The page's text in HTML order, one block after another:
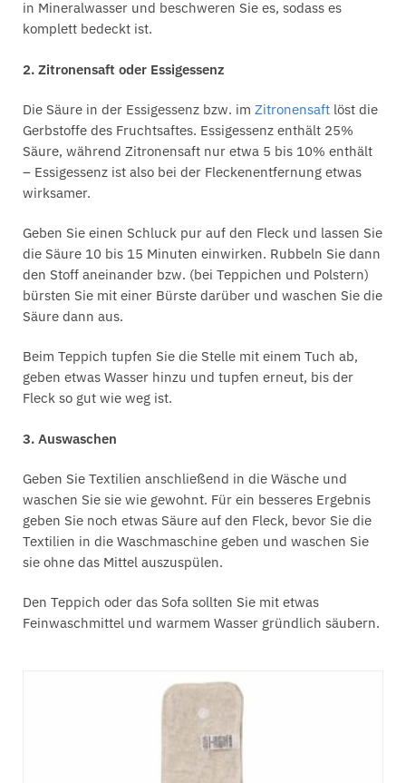
in Mineralwasser und beschweren Sie es, sodass es
komplett bedeckt ist.
2. Zitronensaft oder Essigessenz
Die Säure in der Essigessenz bzw. im Zitronensaft löst die
Gerbstoffe des Fruchtsaftes. Essigessenz enthält 25%
Säure, während Zitronensaft nur etwa 5 bis 10% enthält
– Essigessenz ist also bei der Fleckenentfernung etwas
wirksamer.
Geben Sie einen Schluck pur auf den Fleck und lassen Sie
die Säure 10 bis 15 Minuten einwirken. Rubbeln Sie dann
den Stoff aneinander bzw. (bei Teppichen und Polstern)
bürsten Sie mit einer Bürste darüber und waschen Sie die
Säure dann aus.
Beim Teppich tupfen Sie die Stelle mit einem Tuch ab,
geben etwas Wasser hinzu und tupfen erneut, bis der
Fleck so gut wie weg ist.
3. Auswaschen
Geben Sie Textilien anschließend in die Wäsche und
waschen Sie sie wie gewohnt. Für ein besseres Ergebnis
geben Sie noch etwas Säure auf den Fleck, bevor Sie die
Textilien in die Waschmaschine geben und waschen Sie
sie ohne das Mittel auszuspülen.
Den Teppich oder das Sofa sollten Sie mit etwas
Feinwaschmittel und warmem Wasser gründlich säubern.